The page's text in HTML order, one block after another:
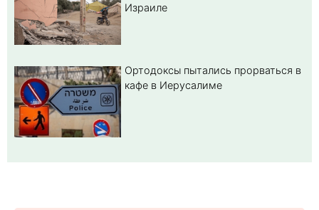
Израиле
Ортодоксы пытались прорваться в
кафе в Иерусалиме